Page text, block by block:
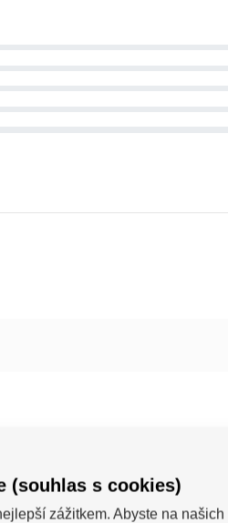
(souhlas s cookies)
zážitkem. Abyste na našich